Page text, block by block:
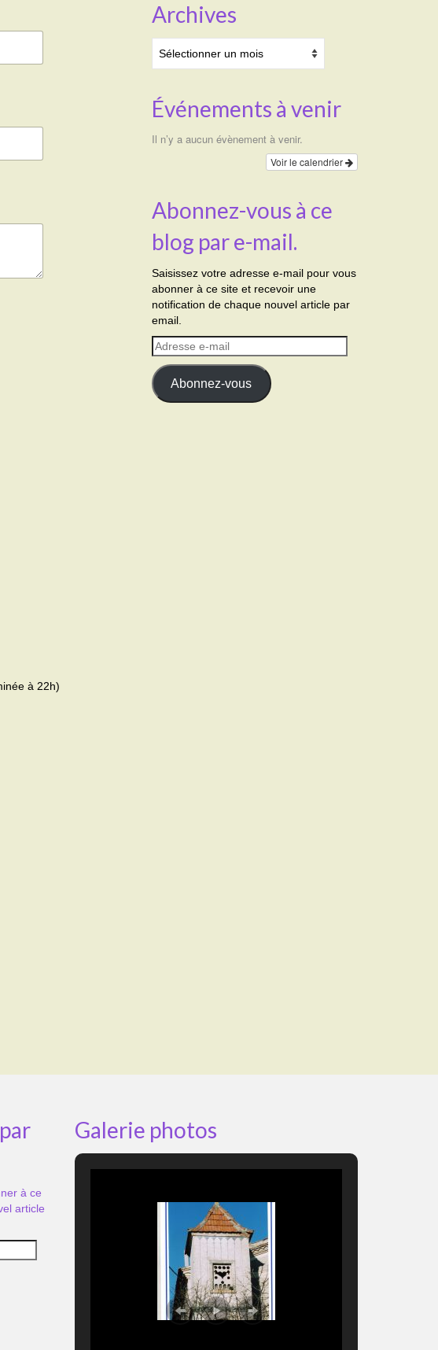
à 22h)
Archives
Événements à venir
Il n’y a aucun évènement à venir.
Voir le calendrier
Abonnez-vous à ce
blog par e-mail.
Saisissez votre adresse e-mail pour vous
abonner à ce site et recevoir une
notification de chaque nouvel article par
email.
Adresse
e-
mail
Abonnez-vous
à ce
article
Galerie photos